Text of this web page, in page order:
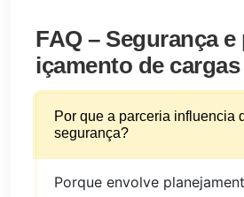
FAQ – Segurança
içamento de cargas
Por que a parceria influencia
segurança?
Porque envolve